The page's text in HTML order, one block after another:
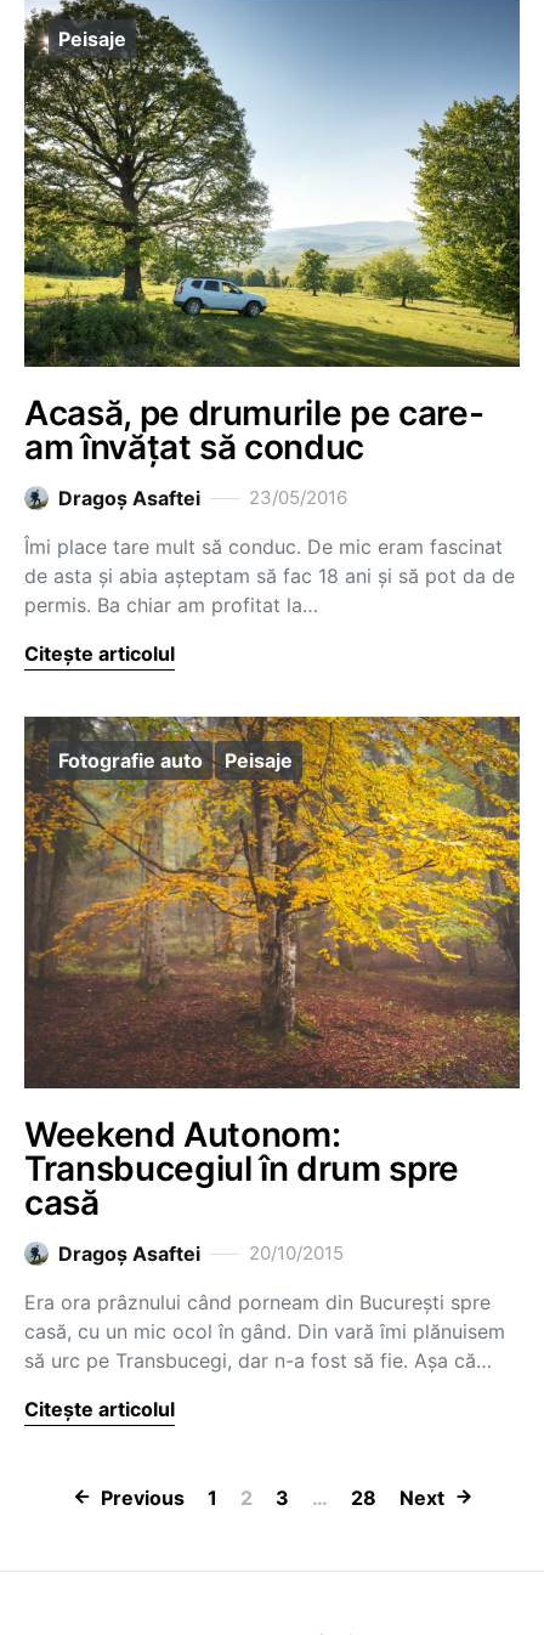
Peisaje
Acasă, pe drumurile pe care-
am învățat să conduc
Dragoş Asaftei 23/05/2016
Îmi place tare mult să conduc. De mic eram fascinat
de asta și abia așteptam să fac 18 ani și să pot da de
permis. Ba chiar am profitat la…
Citește articolul
Fotografie auto Peisaje
Weekend Autonom:
Transbucegiul în drum spre
casă
Dragoş Asaftei 20/10/2015
Era ora prâznului când porneam din București spre
casă, cu un mic ocol în gând. Din vară îmi plănuisem
să urc pe Transbucegi, dar n-a fost să fie. Așa că…
Citește articolul
Paginație
Previous 1 2 3 … 28 Next